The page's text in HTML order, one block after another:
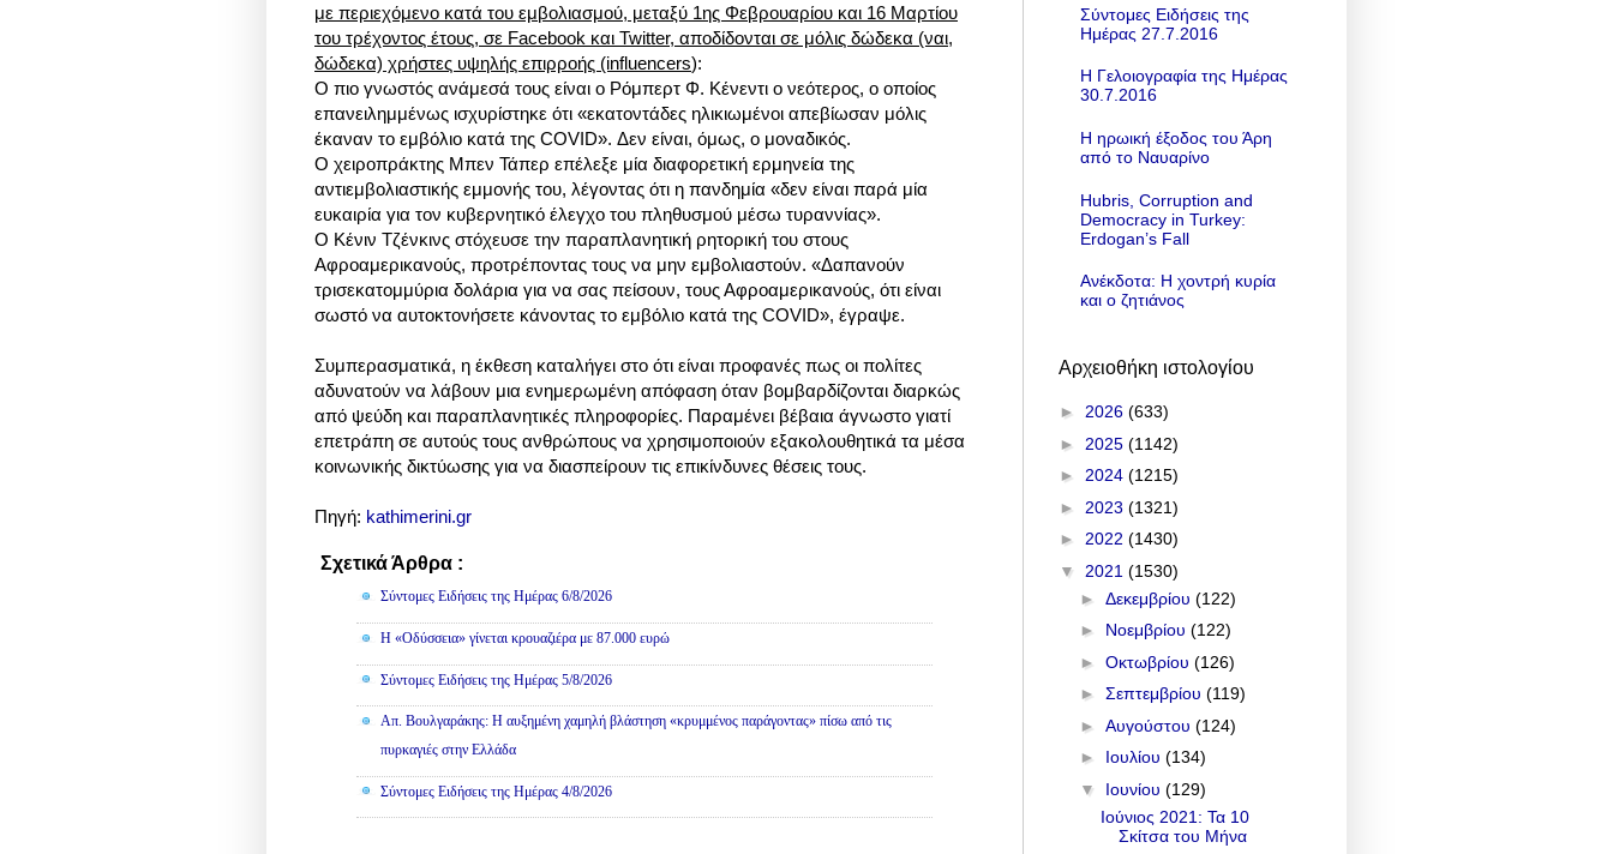
με περιεχόμενο κατά του εμβολιασμού, μεταξύ 1ης Φεβρουαρίου και 16 Μαρτίου
του τρέχοντος έτους, σε Facebook και Twitter, αποδίδονται σε μόλις δώδεκα (ναι,
δώδεκα) χρήστες υψηλής επιρροής (influencers):
Ο πιο γνωστός ανάμεσά τους είναι ο Ρόμπερτ Φ. Κένεντι ο νεότερος, ο οποίος
επανειλημμένως ισχυρίστηκε ότι «εκατοντάδες ηλικιωμένοι απεβίωσαν μόλις
έκαναν το εμβόλιο κατά της COVID». Δεν είναι, όμως, ο μοναδικός.
Ο χειροπράκτης Μπεν Τάπερ επέλεξε μία διαφορετική ερμηνεία της
αντιεμβολιαστικής εμμονής του, λέγοντας ότι η πανδημία «δεν είναι παρά μία
ευκαιρία για τον κυβερνητικό έλεγχο του πληθυσμού μέσω τυραννίας».
Ο Κένιν Τζένκινς στόχευσε την παραπλανητική ρητορική του στους
Αφροαμερικανούς, προτρέποντας τους να μην εμβολιαστούν. «Δαπανούν
τρισεκατομμύρια δολάρια για να σας πείσουν, τους Αφροαμερικανούς, ότι είναι
σωστό να αυτοκτονήσετε κάνοντας το εμβόλιο κατά της COVID», έγραψε.
Συμπερασματικά, η έκθεση καταλήγει στο ότι είναι προφανές πως οι πολίτες
αδυνατούν να λάβουν μια ενημερωμένη απόφαση όταν βομβαρδίζονται διαρκώς
από ψεύδη και παραπλανητικές πληροφορίες. Παραμένει βέβαια άγνωστο γιατί
επετράπη σε αυτούς τους ανθρώπους να χρησιμοποιούν εξακολουθητικά τα μέσα
κοινωνικής δικτύωσης για να διασπείρουν τις επικίνδυνες θέσεις τους.
Πηγή: kathimerini.gr
Σχετικά Άρθρα :
Σύντομες Ειδήσεις της Ημέρας 6/8/2026
Η «Οδύσσεια» γίνεται κρουαζιέρα με 87.000 ευρώ
Σύντομες Ειδήσεις της Ημέρας 5/8/2026
Απ. Βουλγαράκης: Η αυξημένη χαμηλή βλάστηση «κρυμμένος παράγοντας» πίσω από τις
πυρκαγιές στην Ελλάδα
Σύντομες Ειδήσεις της Ημέρας 4/8/2026
Σύντομες Ειδήσεις της
Ημέρας 27.7.2016
Η Γελοιογραφία της Ημέρας
30.7.2016
Η ηρωική έξοδος του Άρη
από το Ναυαρίνο
Hubris, Corruption and
Democracy in Turkey:
Erdogan’s Fall
Ανέκδοτα: Η χοντρή κυρία
και ο ζητιάνος
Αρχειοθήκη ιστολογίου
► 2026 (633)
► 2025 (1142)
► 2024 (1215)
► 2023 (1321)
► 2022 (1430)
▼ 2021 (1530)
► Δεκεμβρίου (122)
► Νοεμβρίου (122)
► Οκτωβρίου (126)
► Σεπτεμβρίου (119)
► Αυγούστου (124)
► Ιουλίου (134)
▼ Ιουνίου (129)
Ιούνιος 2021: Τα 10
Σκίτσα του Μήνα